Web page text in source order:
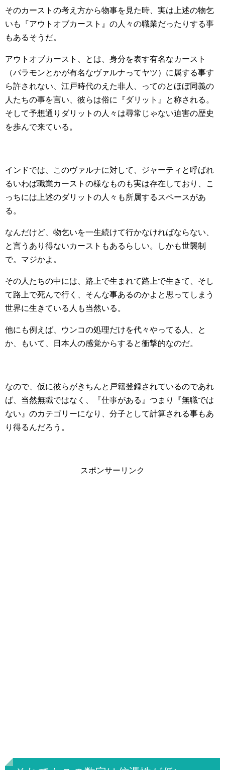
そのカーストの考え方から物事を見た時、実は上述の物乞
いも『アウトオブカースト』の人々の職業だったりする事
もあるそうだ。
アウトオブカースト、とは、身分を表す有名なカースト
（バラモンとかが有名なヴァルナってヤツ）に属する事す
ら許されない、江戸時代のえた非人、ってのとほぼ同義の
人たちの事を言い、彼らは俗に『ダリット』と称される。
そして予想通りダリットの人々は尋常じゃない迫害の歴史
を歩んで来ている。
インドでは、このヴァルナに対して、ジャーティと呼ばれ
るいわば職業カーストの様なものも実は存在しており、こ
っちには上述のダリットの人々も所属するスペースがあ
る。
なんだけど、物乞いを一生続けて行かなければならない、
と言うあり得ないカーストもあるらしい。しかも世襲制
で。マジかよ。
その人たちの中には、路上で生まれて路上で生きて、そし
て路上で死んで行く、そんな事あるのかよと思ってしまう
世界に生きている人も当然いる。
他にも例えば、ウンコの処理だけを代々やってる人、と
か、もいて、日本人の感覚からすると衝撃的なのだ。
なので、仮に彼らがきちんと戸籍登録されているのであれ
ば、当然無職ではなく、『仕事がある』つまり『無職では
ない』のカテゴリーになり、分子として計算される事もあ
り得るんだろう。
スポンサーリンク